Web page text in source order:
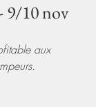
9/10 nov
aux